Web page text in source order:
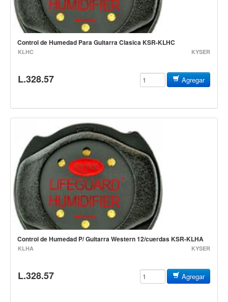
Saxofon
Trompeta
Otros instrumentos de viento
Fundas y estuches
Boquillas y abrazaderas
Accesorios
Percusión
Panderos
Percusión Latina
Tambores
Redoblantes
Bombos
Control de Humedad Para Guitarra Clasica KSR-KLHC
KLHC KYSER
L.328.57 Agregar
Control de Humedad P/ Guitarra Western 12/cuerdas KSR-KLHA
KLHA KYSER
L.328.57 Agregar